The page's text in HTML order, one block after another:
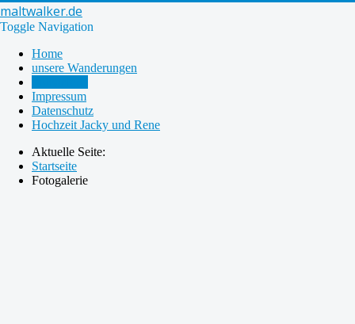
maltwalker.de
Toggle Navigation
Home
unsere Wanderungen
Impressum
Datenschutz
Hochzeit Jacky und Rene
Aktuelle Seite:
Startseite
Fotogalerie